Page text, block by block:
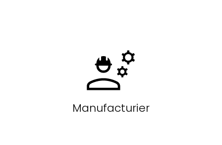
Manufacturier